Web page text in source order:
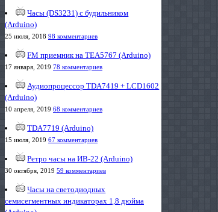
Часы (DS3231) с будильником
(Arduino)
25 июля, 2018 98 комментариев
FM приемник на TEA5767 (Arduino)
17 января, 2019 78 комментариев
Аудиопроцессор TDA7419 + LCD1602
(Arduino)
10 апреля, 2019 68 комментариев
TDA7719 (Arduino)
15 июля, 2019 67 комментариев
Ретро часы на ИВ-22 (Arduino)
30 октября, 2019 59 комментариев
Часы на светодиодных
семисегментных индикаторах 1,8 дюйма